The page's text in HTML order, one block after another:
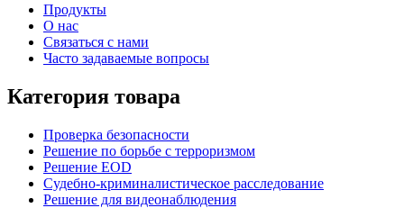
Продукты
О нас
Связаться с нами
Часто задаваемые вопросы
Категория товара
Проверка безопасности
Решение по борьбе с терроризмом
Решение EOD
Судебно-криминалистическое расследование
Решение для видеонаблюдения